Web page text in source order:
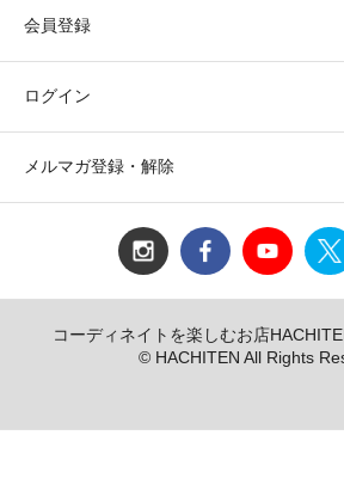
会員登録
ログイン
メルマガ登録・解除
コーディネイトを楽しむお店
© HACHITEN All Rights